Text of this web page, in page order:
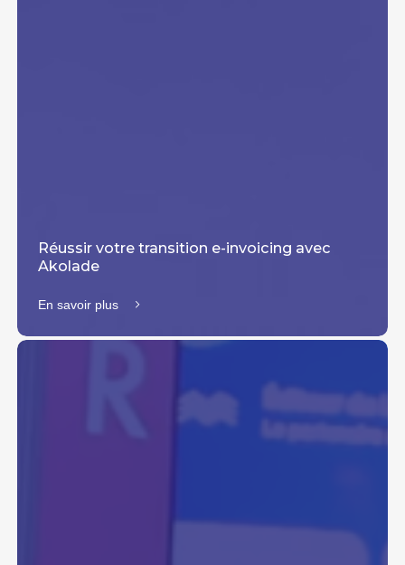
Réussir votre transition e-invoicing avec
Akolade
En savoir plus